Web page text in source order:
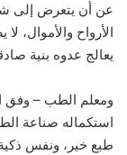
عن أن يتعرض إلى
الأرواح والأموال،
يعالج عدوه بنية
ومعلم الطب – وفق
استكماله صناعة
طبع خير، ونفس